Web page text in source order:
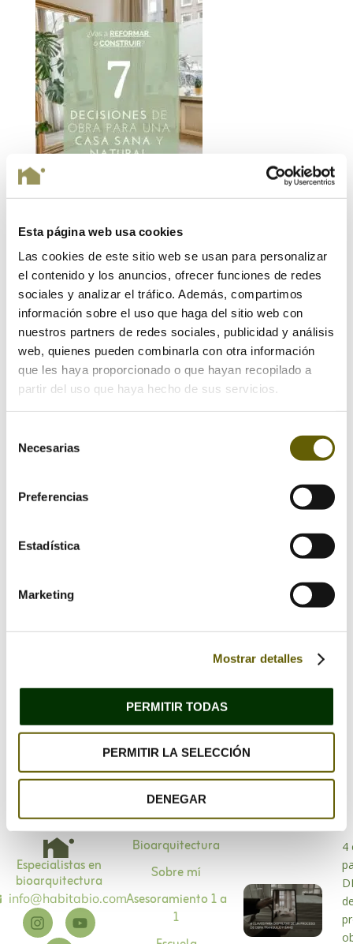
Esta página web usa cookies
Las cookies de este sitio web se usan para personalizar
el contenido y los anuncios, ofrecer funciones de redes
sociales y analizar el tráfico. Además, compartimos
información sobre el uso que haga del sitio web con
nuestros partners de redes sociales, publicidad y análisis
web, quienes pueden combinarla con otra información
que les haya proporcionado o que hayan recopilado a
partir del uso que haya hecho de sus servicios.
Necesarias
Preferencias
Estadística
Marketing
Mostrar detalles
PERMITIR TODAS
PERMITIR LA SELECCIÓN
DENEGAR
Enviar comentario
Tu dirección de correo electrónico no será publicada.
Los campos obligatorios están marcados con
Guarda mi nombre, correo electrónico y web en
este navegador para la próxima vez que comente.
Especialistas en
bioarquitectura
info@habitabio.com
Bioarquitectura
Sobre mí
Asesoramiento 1 a
1
4